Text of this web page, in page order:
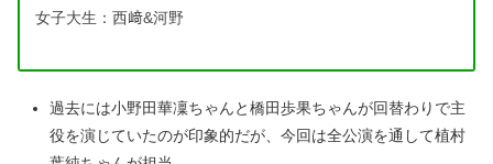
女子大生：西﨑&河野
過去には小野田華凜ちゃんと橋田歩果ちゃんが回替わりで主
役を演じていたのが印象的だが、今回は全公演を通して植村